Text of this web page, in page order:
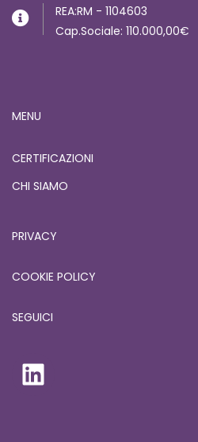
REA:RM - 1104603
Cap.Sociale: 110.000,00€
MENU
CERTIFICAZIONI
CHI SIAMO
PRIVACY
COOKIE POLICY
SEGUICI